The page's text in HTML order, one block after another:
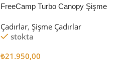
FreeCamp Turbo Canopy Şişme
Çadırlar, Şişme Çadırlar
stokta
₺21.950,00